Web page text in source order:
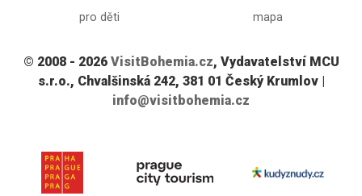
pro děti mapa
© 2008 - 2026 VisitBohemia.cz, Vydavatelství MCU
s.r.o., Chvalšinská 242, 381 01 Český Krumlov |
info@visitbohemia.cz